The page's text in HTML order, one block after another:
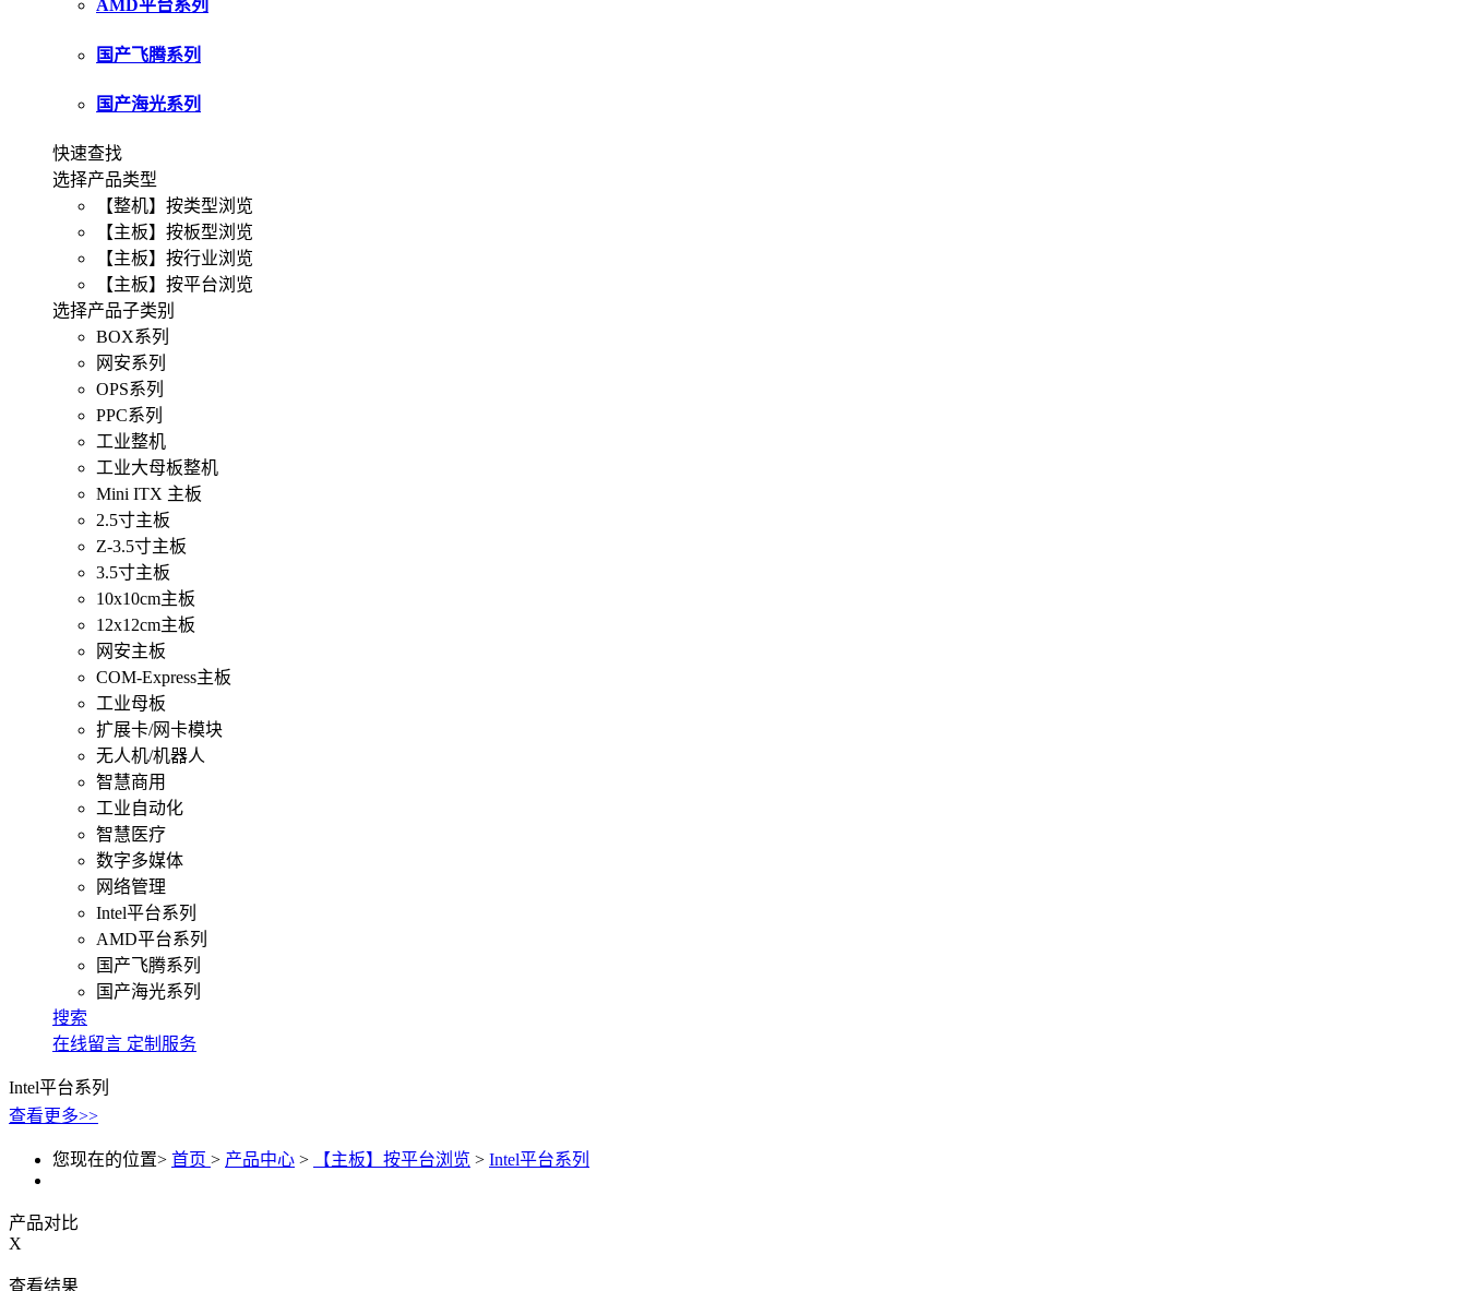
AMD平台系列
国产飞腾系列
国产海光系列
快速查找
选择产品类型
【整机】按类型浏览
【主板】按板型浏览
【主板】按行业浏览
【主板】按平台浏览
选择产品子类别
BOX系列
网安系列
OPS系列
PPC系列
工业整机
工业大母板整机
Mini ITX 主板
2.5寸主板
Z-3.5寸主板
3.5寸主板
10x10cm主板
12x12cm主板
网安主板
COM-Express主板
工业母板
扩展卡/网卡模块
无人机/机器人
智慧商用
工业自动化
智慧医疗
数字多媒体
网络管理
Intel平台系列
AMD平台系列
国产飞腾系列
国产海光系列
搜索
在线留言 定制服务
Intel平台系列
查看更多>>
您现在的位置> 首页 > 产品中心 > 【主板】按平台浏览 > Intel平台系列
产品对比
X
查看结果